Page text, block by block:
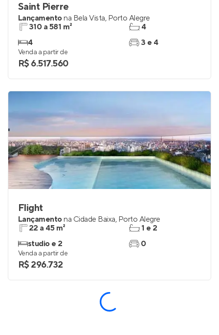
Saint Pierre
Lançamentona Bela Vista, Porto Alegre
310 a 581 m²
4
4
3 e 4
Venda a partir de
R$ 6.517.560
Flight
Lançamentona Cidade Baixa, Porto Alegre
22 a 45 m²
studio e 2
1 e 2
0
Venda a partir de
R$ 296.732